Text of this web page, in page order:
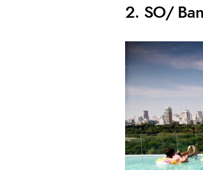
2. SO/